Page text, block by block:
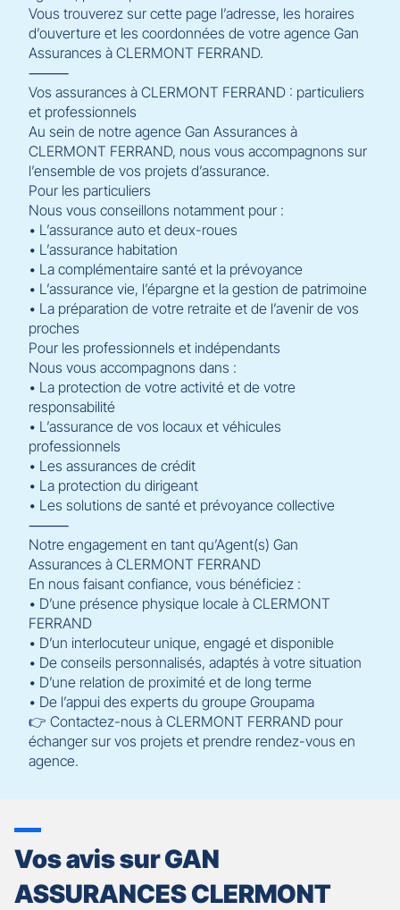
Vous trouverez sur cette page l’adresse, les horaires
d’ouverture et les coordonnées de votre agence Gan
Assurances à CLERMONT FERRAND.
⸻
Vos assurances à CLERMONT FERRAND : particuliers
et professionnels
Au sein de notre agence Gan Assurances à
CLERMONT FERRAND, nous vous accompagnons sur
l’ensemble de vos projets d’assurance.
Pour les particuliers
Nous vous conseillons notamment pour :
• L’assurance auto et deux-roues
• L’assurance habitation
• La complémentaire santé et la prévoyance
• L’assurance vie, l’épargne et la gestion de patrimoine
• La préparation de votre retraite et de l’avenir de vos
proches
Pour les professionnels et indépendants
Nous vous accompagnons dans :
• La protection de votre activité et de votre
responsabilité
• L’assurance de vos locaux et véhicules
professionnels
• Les assurances de crédit
• La protection du dirigeant
• Les solutions de santé et prévoyance collective
⸻
Notre engagement en tant qu’Agent(s) Gan
Assurances à CLERMONT FERRAND
En nous faisant confiance, vous bénéficiez :
• D’une présence physique locale à CLERMONT
FERRAND
• D’un interlocuteur unique, engagé et disponible
• De conseils personnalisés, adaptés à votre situation
• D’une relation de proximité et de long terme
• De l’appui des experts du groupe Groupama
👉 Contactez-nous à CLERMONT FERRAND pour
échanger sur vos projets et prendre rendez-vous en
agence.
Vos avis sur GAN
ASSURANCES CLERMONT